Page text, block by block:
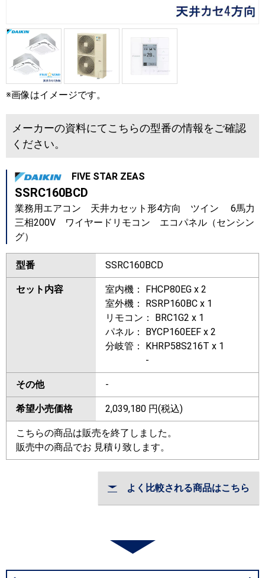
※画像はイメージです。
メーカーの資料にてこちらの型番の情報をご確認
ください。
FIVE STAR ZEAS
SSRC160BCD
業務用エアコン 天井カセット形4方向 ツイン 6馬力
三相200V ワイヤードリモコン エコパネル（センシン
グ）
型番 SSRC160BCD
セット内容
室内機： FHCP80EG x 2
室外機： RSRP160BC x 1
リモコン： BRC1G2 x 1
パネル： BYCP160EEF x 2
分岐管： KHRP58S216T x 1
-
その他 -
希望小売価格 2,039,180 円(税込)
こちらの商品は販売を終了しました。
販売中の商品でお 見積り致します。
よく比較される商品はこちら